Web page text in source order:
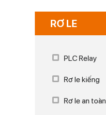
RƠ LE
PLC Relay
Rơ le kiếng
Rơ le an toàn